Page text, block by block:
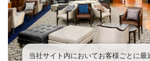
当社サイト内においてお客様ごとに最